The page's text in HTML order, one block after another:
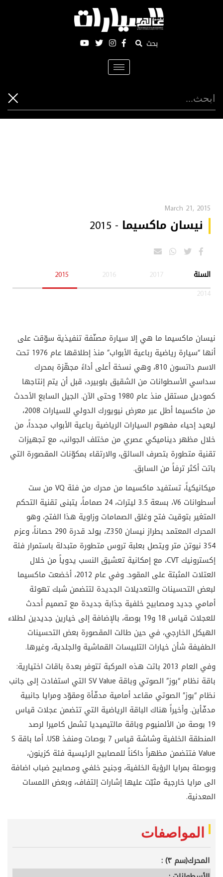
بحث
Toggle
navigation
March 21, 2015
نيسان ماكسيما - 2015
السنة 2017
2016
2015
2014
نيسان ماكسيما ما هي إلا سيارة مصنّفة تنفيذية سوّقت على
أنها “سيارة رياضية رباعية الأبواب” منذ إطلاقها عام 1976 تحت
الاسم داتسون 810، وهي نسخة أعلى أداءً مجهّزة بمحرك
سداسي الأسطوانات من الشقيق بلوبيرد، قبل أن يتم إنتاجها
كموديل مستقل منذ عام 1980 وحتى الآن. الجيل السابع الأحدث
من ماكسيما أطل عبر معرض نيويورك الدولي للسيارات 2008،
ليعيد إحياء مفهوم السيارات الرياضية رباعية الأبواب مجدداً، من
خلال مظهر ديناميكي عصري من مختلف الجوانب، مع تجهيزات
تقنية متطورة بتصرف السائق، والارتقاء بمكوّنات المقصورة التي
باتت أكثر ترفاً من السابق.
ميكانيكياً، تستفيد ماكسيما من محرك من فئة VQ من ست
أسطوانات V6
، بسعة 3.5 ليترات، 24 صماماً، يتبنى تقنية التحكم
المتغير بتوقيت فتح وغلق الصمامات وزاوية هذا الفتح، وهو
المحرك المعتمد بطراز نيسان 350
Z
، يولد قدرة 290 حصاناً، وعزم
354 نيوتن متر ويتصل بعلبة تروس متطورة متبدلة باستمرار فئة
إكسترونيك CVT، مع إمكانية تعشيق النسب يدوياً من خلال
العتلات المثبتة على المقود. وفي عام 2012، أخضعت ماكسيما
لبعض التحسينات والتعديلات الجديدة لتتضمن شبك تهوئة
أمامي جديد ومصابيح خلفية جذابة جديدة مع تصميم أحدث
للعجلات قياس 18 و19 بوصة، بالإضافة إلى خيارين جديدين لطلاء
الهيكل الخارجي، في حين طالت المقصورة بعض التحسينات
الطفيفة شأن خيارات التلبيسات القماشية والجلدية، وغيرها.
وفي العام 2013 باتت هذه المركبة تتوفر بعدة باقات اختيارية:
باقة نظام “بوز” الصوتي وباقة SV Value التي استفادت إلى جانب
نظام “بوز” الصوتي مقاعد أمامية مدفّأة ومقوّد ومرايا جانبية
مدفّأين. وأخيراً هناك الباقة الرياضية التي تتضمن عجلات قياس
19 بوصة من الألمنيوم وباقة مالتيميديا تشمل كاميرا لرصد
المنطقة الخلفية وشاشة قياس 7 بوصات ومنفذ
USB. أما باقة S
Value فتتضمن مظهراً داكناً للمصابيح الرئيسية فئة كزينون،
وبوصلة بمرايا الرؤية الخلفية، وجنيح خلفي ومصابيح ضباب اضافة
الى مرايا خارجية مثبّت عليها إشارات إلتفاف، وبعض اللمسات
المعدنية.
المواصفات
المحرك(سم ٣) :